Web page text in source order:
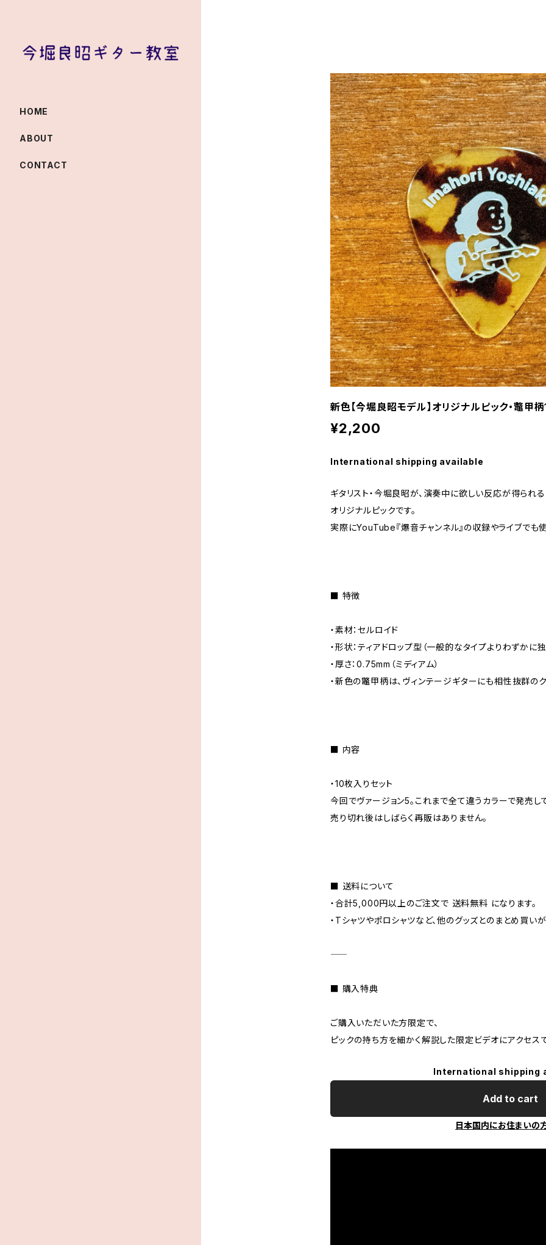
新色【今堀良昭モデル】オリジナルピック・鼈甲
¥2,200
International shipping available
ギタリスト・今堀良昭が、演奏中に欲しい反応が得られ
オリジナルピックです。
実際にYouTube『爆音チャンネル』の収録やライブでも
■ 特徴
・素材：セルロイド
・形状：ティアドロップ型（一般的なタイプよりわずかに
・厚さ：0.75mm（ミディアム）
・新色の鼈甲柄は、ヴィンテージギターにも相性抜群の
■ 内容
・10枚入りセット
今回でヴァージョン5。これまで全て違うカラーで発売し
売り切れ後はしばらく再販はありません。
■ 送料について
・合計5,000円以上のご注文で 送料無料 になります。
・Tシャツやポロシャツなど、他のグッズとのまとめ買い
⸺
■ 購入特典
ご購入いただいた方限定で、
ピックの持ち方を細かく解説した限定ビデオにアクセス
International shipping
Add to cart
日本国内にお住まいの
HOME
ABOUT
CONTACT